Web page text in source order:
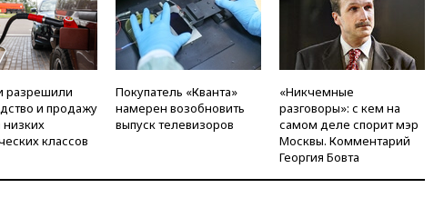
разрешили
и продажу
классов
Покупатель «Кванта»
намерен возобновить
выпуск телевизоров
«Никчемные
разговоры»: с кем на
самом деле спорит мэр
Москвы. Комментарий
Георгия Бовта